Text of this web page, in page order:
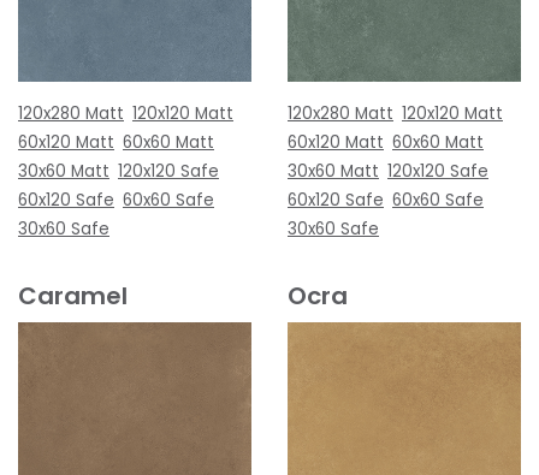
120x280 Matt 120x120 Matt
60x120 Matt 60x60 Matt
30x60 Matt 120x120 Safe
60x120 Safe 60x60 Safe
30x60 Safe
120x280 Matt 120x120 Matt
60x120 Matt 60x60 Matt
30x60 Matt 120x120 Safe
60x120 Safe 60x60 Safe
30x60 Safe
Caramel Ocra